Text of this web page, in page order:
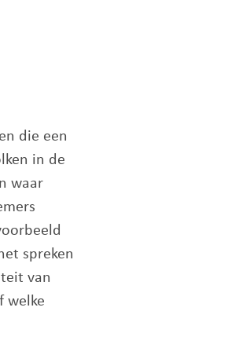
die een
in de
waar
spreken
van
welke